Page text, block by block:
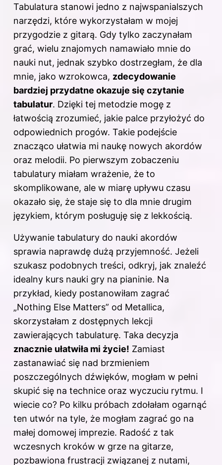
Tabulatura stanowi jedno z najwspanialszych
narzędzi, które wykorzystałam w mojej
przygodzie z gitarą. Gdy tylko zaczynałam
grać, wielu znajomych namawiało mnie do
nauki nut, jednak szybko dostrzegłam, że dla
mnie, jako wzrokowca, zdecydowanie
bardziej przydatne okazuje się czytanie
tabulatur. Dzięki tej metodzie mogę z
łatwością zrozumieć, jakie palce przyłożyć do
odpowiednich progów. Takie podejście
znacząco ułatwia mi naukę nowych akordów
oraz melodii. Po pierwszym zobaczeniu
tabulatury miałam wrażenie, że to
skomplikowane, ale w miarę upływu czasu
okazało się, że staje się to dla mnie drugim
językiem, którym posługuję się z lekkością.
Używanie tabulatury do nauki akordów
sprawia naprawdę dużą przyjemność. Jeżeli
szukasz podobnych treści, odkryj, jak znaleźć
idealny kurs nauki gry na pianinie. Na
przykład, kiedy postanowiłam zagrać
„Nothing Else Matters” od Metallica,
skorzystałam z dostępnych lekcji
zawierających tabulaturę. Taka decyzja
znacznie ułatwiła mi życie! Zamiast
zastanawiać się nad brzmieniem
poszczególnych dźwięków, mogłam w pełni
skupić się na technice oraz wyczuciu rytmu. I
wiecie co? Po kilku próbach zdołałam ogarnąć
ten utwór na tyle, że mogłam zagrać go na
małej domowej imprezie. Radość z tak
wczesnych kroków w grze na gitarze,
pozbawiona frustracji związanej z nutami,